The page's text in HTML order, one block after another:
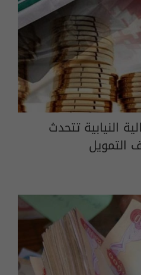
2025.. المالية النيابية تتحدث
التمويل